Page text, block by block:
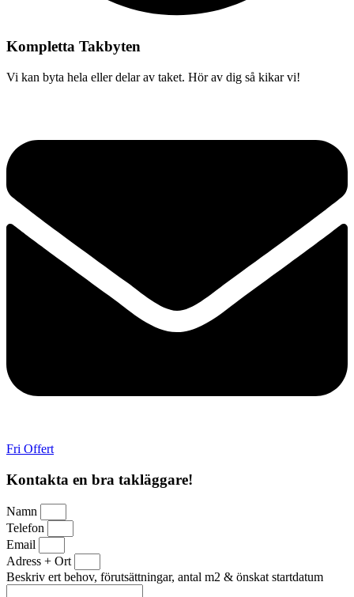
Kompletta Takbyten
Vi kan byta hela eller delar av taket. Hör av dig så kikar vi!
Fri Offert
Kontakta en bra takläggare!
Namn
Telefon
Email
Adress + Ort
Beskriv ert behov, förutsättningar, antal m2 & önskat startdatum